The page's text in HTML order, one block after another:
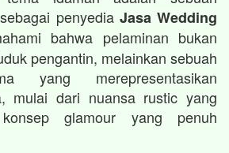
penyedia Jasa Wedding
bahwa pelaminan bukan
pengantin, melainkan sebuah
yang merepresentasikan
mulai dari nuansa rustic yang
glamour yang penuh